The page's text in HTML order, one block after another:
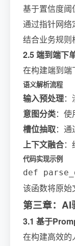
基于置信度阈
通过指针网络
结合业务规则
2.5 端到端下
在构建端到
语义解析流程
输入预处理
意图分类：
槽位抽取：通
上下文融合
代码实现示例
def
该函数将原始
第三章：AI
3.1 基于
在构建高效